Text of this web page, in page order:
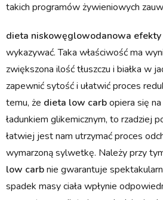
takich programów żywieniowych
dieta niskowęglowodanowa efekty
wykazywać. Taka właściwość ma
zwiększona ilość tłuszczu i białka w
zapewnić sytość i ułatwić proces
temu, że dieta low carbopiera się
ładunkiem glikemicznym, to rzadziej
łatwiej jest nam utrzymać proces
wymarzoną sylwetkę. Należy przy
low carbnie gwarantuje
spadek masy ciała wpłynie